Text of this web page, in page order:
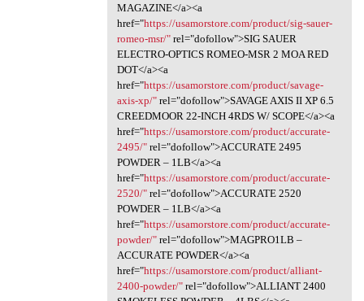
MAGAZINE</a><a
href="https://usamorstore.com/product/sig-sauer-
romeo-msr/"rel="dofollow">SIG SAUER
ELECTRO-OPTICS ROMEO-MSR 2 MOA RED
DOT</a><a
href="https://usamorstore.com/product/savage-
axis-xp/"rel="dofollow">SAVAGE AXIS II XP 6.5
CREEDMOOR 22-INCH 4RDS W/ SCOPE</a><a
href="https://usamorstore.com/product/accurate-
2495/"rel="dofollow">ACCURATE 2495
POWDER – 1LB</a><a
href="https://usamorstore.com/product/accurate-
2520/"rel="dofollow">ACCURATE 2520
POWDER – 1LB</a><a
href="https://usamorstore.com/product/accurate-
powder/"rel="dofollow">MAGPRO1LB –
ACCURATE POWDER</a><a
href="https://usamorstore.com/product/alliant-
2400-powder/"rel="dofollow">ALLIANT 2400